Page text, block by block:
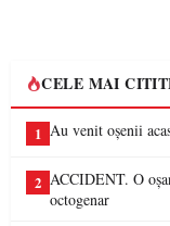
CELE MAI
1 Au venit oșenii
2 ACCIDENT. O
octogenar